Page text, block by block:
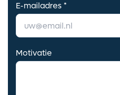
E-mailadres *
Motivatie